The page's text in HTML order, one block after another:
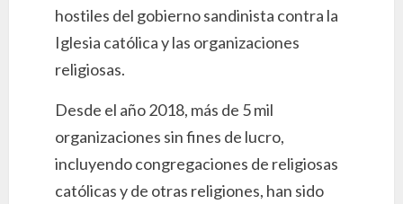
hostiles del gobierno sandinista contra la
Iglesia católica y las organizaciones
religiosas.
Desde el año 2018, más de 5 mil
organizaciones sin fines de lucro,
incluyendo congregaciones de religiosas
católicas y de otras religiones, han sido